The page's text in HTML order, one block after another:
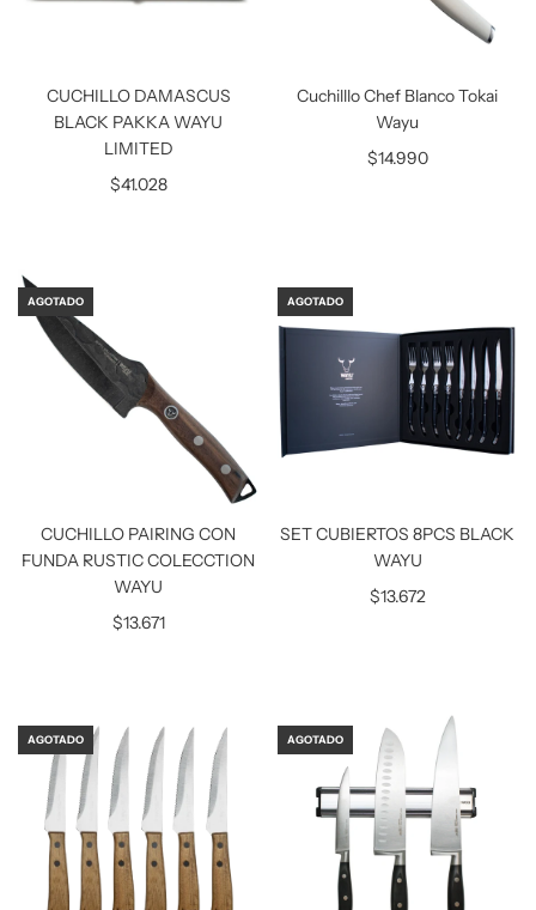
CUCHILLO DAMASCUS
BLACK PAKKA WAYU
LIMITED
$41.028
Cuchilllo Chef Blanco Tokai
Wayu
$14.990
AGOTADO
CUCHILLO PAIRING CON
FUNDA RUSTIC COLECCTION
WAYU
$13.671
AGOTADO
SET CUBIERTOS 8PCS BLACK
WAYU
$13.672
AGOTADO AGOTADO